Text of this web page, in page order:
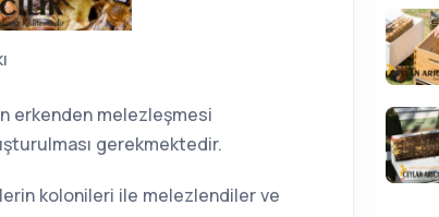
erkenden melezleşmesi
gerekmektedir.
kolonileri ile melezlendiler ve